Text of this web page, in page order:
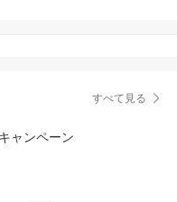
すべて見る
ャンペーン